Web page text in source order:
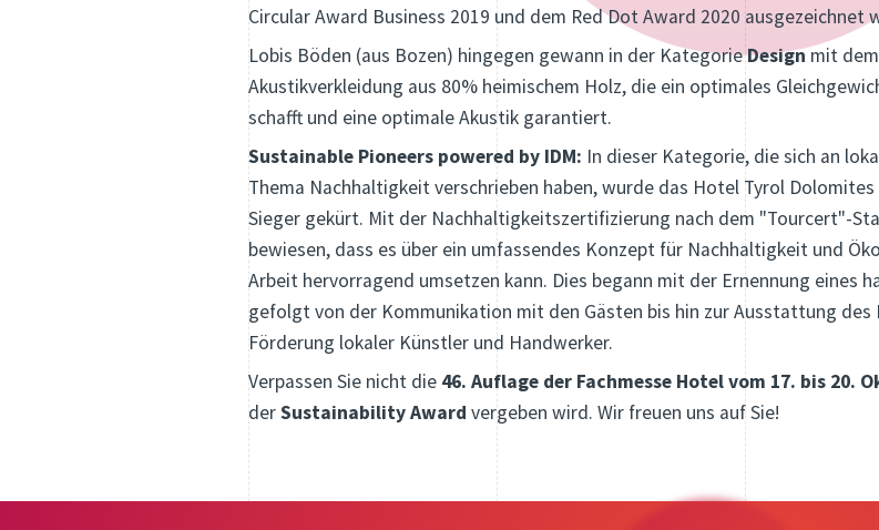
Circular Award Business 2019 und dem Red Dot Award 2020 ausgezeichnet
Lobis Böden (aus Bozen) hingegen gewann in der KategorieDesignmit dem
Akustikverkleidung aus 80% heimischem Holz, die ein optimales
schafft und eine optimale Akustik garantiert.
Sustainable Pioneers powered by IDM: In dieser Kategorie, die sich an
Thema Nachhaltigkeit verschrieben haben, wurde das Hotel Tyrol
Sieger gekürt. Mit der Nachhaltigkeitszertifizierung nach dem "Tourcert"-
bewiesen, dass es über ein umfassendes Konzept für Nachhaltigkeit und
Arbeit hervorragend umsetzen kann. Dies begann mit der Ernennung eines
gefolgt von der Kommunikation mit den Gästen bis hin zur Ausstattung
Förderung lokaler Künstler und Handwerker.
Verpassen Sie nicht die 46. Auflage der Fachmesse Hotel vom 17. bis 20.
derSustainability Award vergeben wird. Wir freuen uns auf Sie!